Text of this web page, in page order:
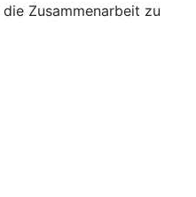
Zusammenarbeit zu